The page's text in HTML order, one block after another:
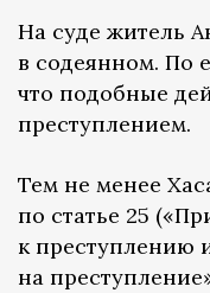
На суде житель
в содеянном. По
что подобные
преступлением.
Тем не менее
по статье 25
к преступлению
на